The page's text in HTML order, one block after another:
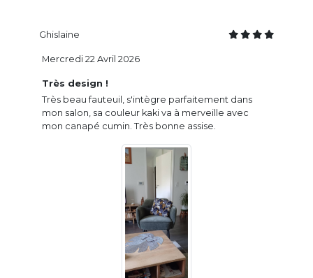
Ghislaine
Très design !
Très beau fauteuil, s'intègre parfaitement dans
mon salon, sa couleur kaki va à merveille avec
mon canapé cumin. Très bonne assise.
Mercredi 22 Avril 2026